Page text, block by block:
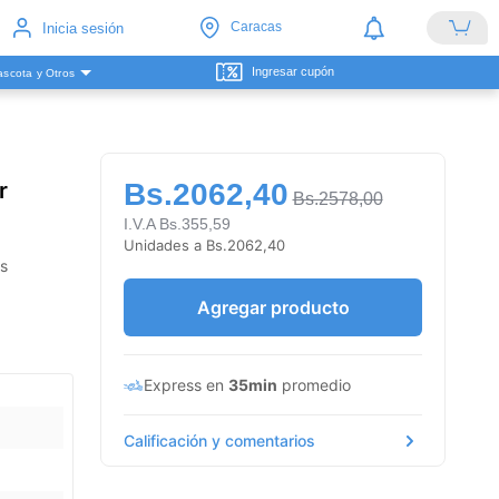
Inicia sesión Caracas
y Otros Ingresar cupón
Bs.2062,40 Bs.2578,00
I.V.A Bs.355,59
Unidades a Bs.2062,40
Agregar producto
Express en 35min promedio
Calificación y comentarios